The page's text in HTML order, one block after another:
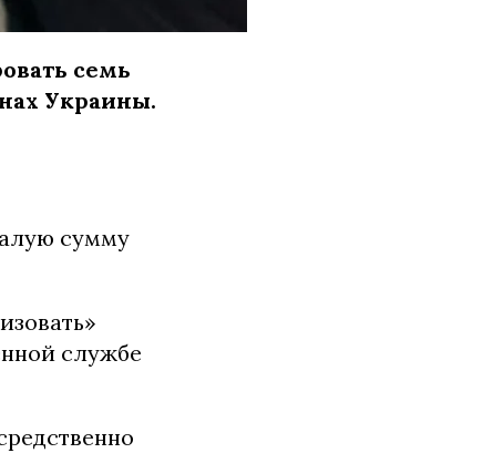
семь
Украины.
сумму
службе